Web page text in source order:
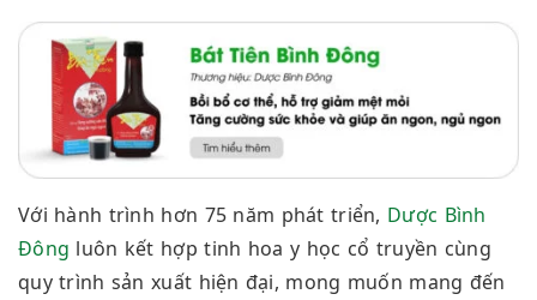
Với hành trình hơn 75 năm phát triển, Dược Bình
Đông luôn kết hợp tinh hoa y học cổ truyền cùng
quy trình sản xuất hiện đại, mong muốn mang đến